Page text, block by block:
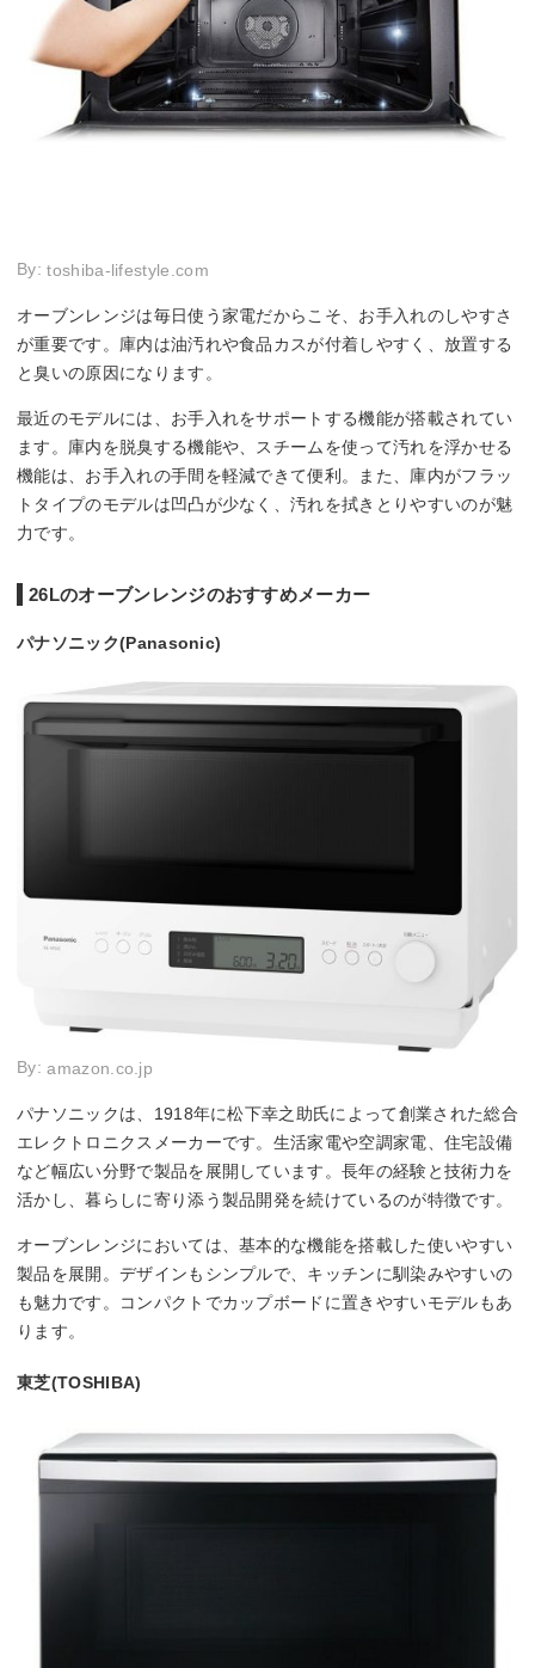
By:toshiba-lifestyle.com
オーブンレンジは毎日使う家電だからこそ、お手入れのしやすさ
が重要です。庫内は油汚れや食品カスが付着しやすく、放置する
と臭いの原因になります。
最近のモデルには、お手入れをサポートする機能が搭載されてい
ます。庫内を脱臭する機能や、スチームを使って汚れを浮かせる
機能は、お手入れの手間を軽減できて便利。また、庫内がフラッ
トタイプのモデルは凹凸が少なく、汚れを拭きとりやすいのが魅
力です。
26Lのオーブンレンジのおすすめメーカー
パナソニック(Panasonic)
By:amazon.co.jp
パナソニックは、1918年に松下幸之助氏によって創業された総合
エレクトロニクスメーカーです。生活家電や空調家電、住宅設備
など幅広い分野で製品を展開しています。長年の経験と技術力を
活かし、暮らしに寄り添う製品開発を続けているのが特徴です。
オーブンレンジにおいては、基本的な機能を搭載した使いやすい
製品を展開。デザインもシンプルで、キッチンに馴染みやすいの
も魅力です。コンパクトでカップボードに置きやすいモデルもあ
ります。
東芝(TOSHIBA)